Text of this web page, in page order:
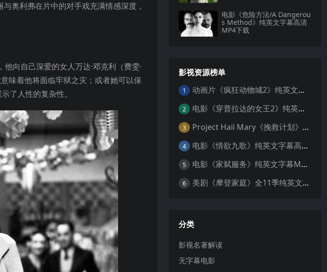
奥利弗在片中的对手戏充满情感深度，
向自己深爱的女人万达·邓克利（费雯·
味着他将面临牢狱之灾；或者她可以保
了人性的复杂性。
电影《危险方法/A Dangerou
s Method》纯英文字幕高清
MP4下载
影视资源榜单
1 动画片《疯狂动物城2》纯英文字幕MP4下载
2 电影《穿普拉达的女王2》纯英文字幕MP4下载
3 Project Hail Mary《挽救计划》纯英文字幕科幻电影MP4下载
4 电影《情欲九歌》纯英文字幕高清MP4下载
5 电影《家弑服务》纯英文字幕MP4下载
6 美剧《摩登家庭》全11季纯英文字幕高清MP4下载
分类
影视名著解读
无字幕电影